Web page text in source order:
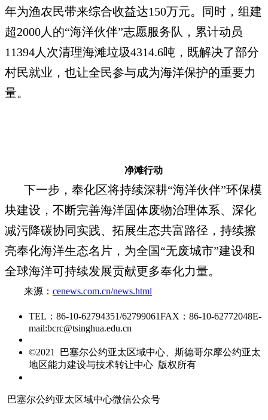
年为渔农民带来综合收益达150万元。同时，组建
超2000人的“海洋伙伴”志愿服务队，累计动员
11394人次清理海滩垃圾4314.6吨，既解决了部分
村民就业，也让全民参与成为海洋保护的重要力
量。
净滩行动
下一步，奉化区将持续深耕“海洋伙伴”环保模
块建设，不断完善海洋固体废物治理体系、深化
减污降碳协同实践、拓展生态共富路径，持续擦
亮奉化海洋生态名片，为全国“无废城市”建设和
全球海洋可持续发展贡献更多奉化力量。
来源： cenews.com.cn/news.html
TEL：86-10-62794351/62799061FAX：86-10-62772048E-
mail:bcrc@tsinghua.edu.cn
©2021 巴塞尔公约亚太区域中心、斯德哥尔摩公约亚太
地区能力建设与技术转让中心 版权所有
巴塞尔公约亚太区域中心微信公众号